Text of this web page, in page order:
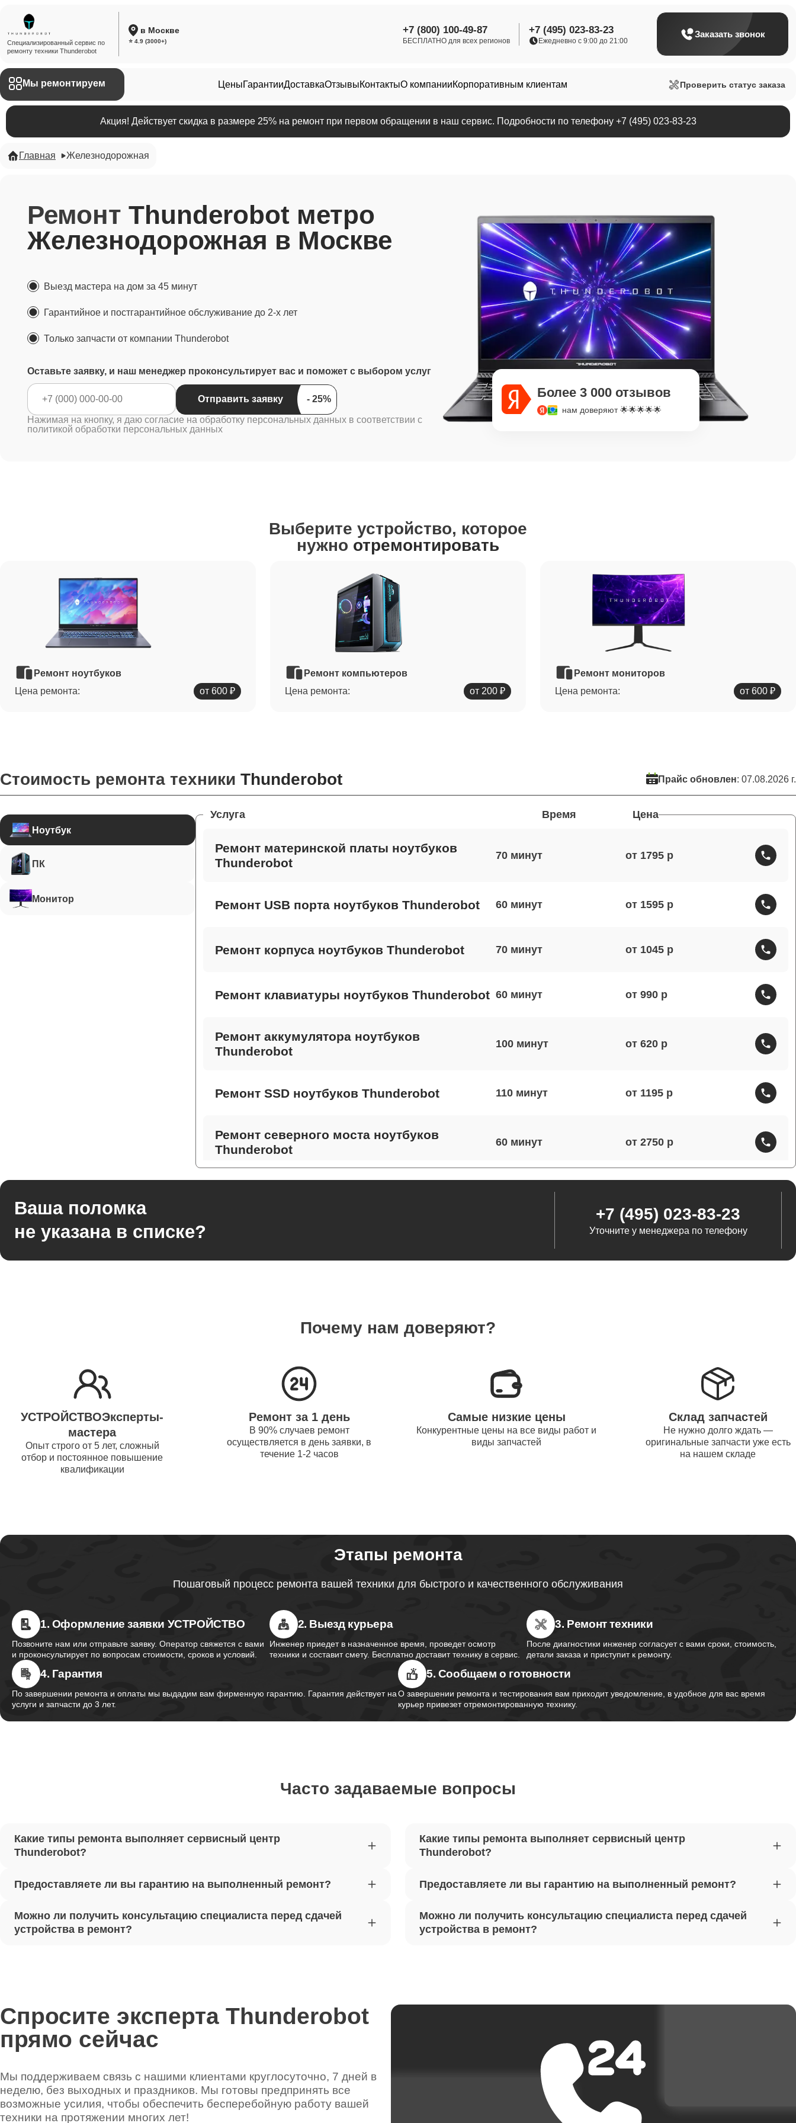
Специализированный сервис по
ремонту техники Thunderobot
в Москве
⭐ 4.9 (3000+)
+7 (800) 100-49-87
БЕСПЛАТНО для всех регионов
+7 (495) 023-83-23
Ежедневно с 9:00 до 21:00
Заказать звонок
Мы ремонтируем ЦеныГарантииДоставкаОтзывыКонтактыО компанииКорпоративным клиентам Проверить статус заказа
Акция! Действует скидка в размере 25% на ремонт при первом обращении в наш сервис. Подробности по телефону +7 (495) 023-83-23
Главная Железнодорожная
Ремонт Thunderobot метро
Железнодорожная в Москве
Выезд мастера на дом за 45 минут
Гарантийное и постгарантийное обслуживание до 2-х лет
Только запчасти от компании Thunderobot
Оставьте заявку, и наш менеджер проконсультирует вас и поможет с выбором услуг
Отправить заявку
Нажимая на кнопку, я даю согласие на обработку персональных данных в соответствии с
политикой обработки персональных данных
Более 3 000 отзывов
нам доверяют 🌟🌟🌟🌟🌟
Выберите устройство, которое
нужно отремонтировать
Ремонт ноутбуков
Цена ремонта:
от 600 ₽
Ремонт компьютеров
Цена ремонта:
от 200 ₽
Ремонт мониторов
Цена ремонта:
от 600 ₽
Стоимость ремонта техники Thunderobot Прайс обновлен: 07.08.2026 г.
Ноутбук
ПК
Монитор
Услуга Время Цена
Ремонт материнской платы ноутбуков
Thunderobot
70 от 1795
Ремонт USB порта ноутбуков Thunderobot 60 от 1595
Ремонт корпуса ноутбуков Thunderobot 70 от 1045
Ремонт клавиатуры ноутбуков Thunderobot 60 от 990
Ремонт аккумулятора ноутбуков
Thunderobot
100 от 620
Ремонт SSD ноутбуков Thunderobot 110 от 1195
Ремонт северного моста ноутбуков
Thunderobot
60 от 2750
Ремонт системы охлаждения ноутбуков
Ремонт процессора ноутбуков Thunderobot 90
Ремонт оперативной памяти ноутбуков
Thunderobot
60
120 от 1595
Ремонт тачпада ноутбуков Thunderobot 50
Ремонт южного моста ноутбуков
Thunderobot
Ремонт контроллера питания ноутбуков
Thunderobot
Настройка Wi-Fi ноутбуков Thunderobot 50
Ремонт петель крышки ноутбуков
Thunderobot
70 от 1045
Ремонт вебкамеры ноутбуков Thunderobot 80 от 1620
Установка драйверов ноутбуков
100
от 3700
Ремонт видеокарты ноутбуков Thunderobot
Ваша поломка
не указана в списке?
+7 (495) 023-83-23
Уточните у менеджера по телефону
Почему нам доверяют?
УСТРОЙСТВОЭксперты-
мастера
Опыт строго от 5 лет, сложный
отбор и постоянное повышение
квалификации
Ремонт за 1 день
В 90% случаев ремонт
осуществляется в день заявки, в
течение 1-2 часов
Самые низкие цены
Конкурентные цены на все виды работ и
виды запчастей
Склад запчастей
Не нужно долго ждать —
оригинальные запчасти уже есть
на нашем складе
Этапы ремонта
Пошаговый процесс ремонта вашей техники для быстрого и качественного обслуживания
1. Оформление заявки УСТРОЙСТВО
Позвоните нам или отправьте заявку. Оператор свяжется с вами
и проконсультирует по вопросам стоимости, сроков и условий.
2. Выезд курьера
Инженер приедет в назначенное время, проведет осмотр
техники и составит смету. Бесплатно доставит технику в сервис.
3. Ремонт техники
После диагностики инженер согласует с вами сроки, стоимость,
детали заказа и приступит к ремонту.
4. Гарантия
По завершении ремонта и оплаты мы выдадим вам фирменную гарантию. Гарантия действует на
услуги и запчасти до 3 лет.
5. Сообщаем о готовности
О завершении ремонта и тестирования вам приходит уведомление, в удобное для вас время
курьер привезет отремонтированную технику.
Часто задаваемые вопросы
Какие типы ремонта выполняет сервисный центр
Thunderobot?
Предоставляете ли вы гарантию на выполненный ремонт?
Можно ли получить консультацию специалиста перед сдачей
устройства в ремонт?
Какие типы ремонта выполняет сервисный центр
Thunderobot?
Предоставляете ли вы гарантию на выполненный ремонт?
Можно ли получить консультацию специалиста перед сдачей
устройства в ремонт?
Спросите эксперта Thunderobot
прямо сейчас
Мы поддерживаем связь с нашими клиентами круглосуточно, 7 дней в
неделю, без выходных и праздников. Мы готовы предпринять все
возможные усилия, чтобы обеспечить бесперебойную работу вашей
техники на протяжении многих лет!